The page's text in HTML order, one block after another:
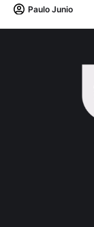
Paulo Junio